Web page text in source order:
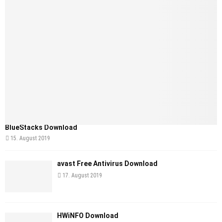
BlueStacks Download
15. August 2019
avast Free Antivirus Download
17. August 2019
HWiNFO Download